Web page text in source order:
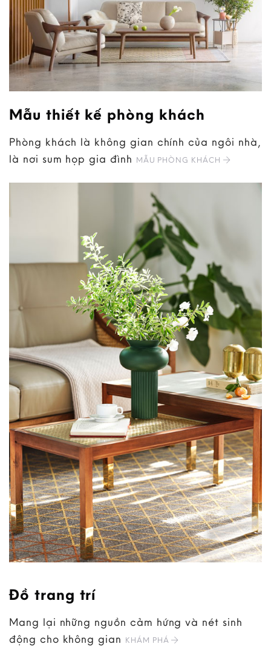
Mẫu thiết kế phòng khách
Phòng khách là không gian chính của ngôi nhà,
là nơi sum họp gia đình MẪU PHÒNG KHÁCH
Đồ trang trí
Mang lại những nguồn cảm hứng và nét sinh
động cho không gian KHÁM PHÁ